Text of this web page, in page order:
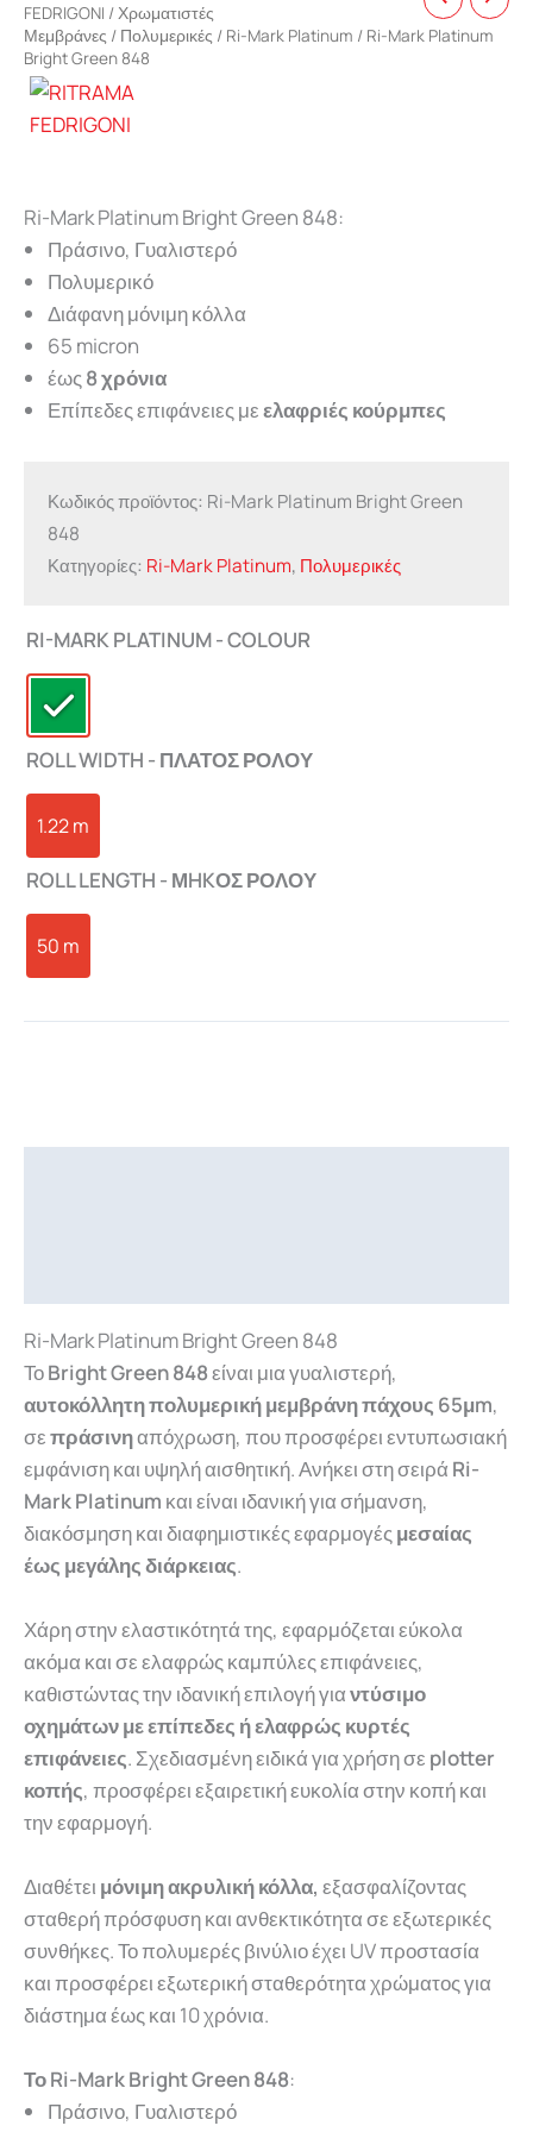
FEDRIGONI /Χρωματιστές
Μεμβράνες / Πολυμερικές / Ri-Mark Platinum / Ri-Mark Platinum
Bright Green 848
Ri-Mark Platinum Bright Green 848:
Πράσινο, Γυαλιστερό
Πολυμερικό
Διάφανη μόνιμη κόλλα
65 micron
έως 8 χρόνια
Επίπεδες επιφάνειες μεελαφριές κούρμπες
Κωδικός προϊόντος: Ri-Mark Platinum Bright Green
848
Κατηγορίες: Ri-Mark Platinum, Πολυμερικές
RI-MARK PLATINUM - COLOUR
ROLL WIDTH - ΠΛΑΤΟΣ ΡΟΛΟΥ
1.22 m
ROLL LENGTH - ΜHKΟΣ ΡΟΛΟΥ
50 m
Ri-Mark Platinum Bright Green 848
ΤοBright Green 848είναι μια γυαλιστερή,
αυτοκόλλητη πολυμερική μεμβράνη πάχους 65μm,
σεπράσινηαπόχρωση, που προσφέρει εντυπωσιακή
εμφάνιση και υψηλή αισθητική. Ανήκει στη σειρά Ri-
Mark Platinum και είναι ιδανική για σήμανση,
διακόσμηση και διαφημιστικές εφαρμογές μεσαίας
έως μεγάλης διάρκειας.
Χάρη στην ελαστικότητά της, εφαρμόζεται εύκολα
ακόμα και σε ελαφρώς καμπύλες επιφάνειες,
καθιστώντας την ιδανική επιλογή γιαντύσιμο
οχημάτων με επίπεδες ή ελαφρώς κυρτές
επιφάνειες. Σχεδιασμένη ειδικά για χρήση σε plotter
κοπής, προσφέρει εξαιρετική ευκολία στην κοπή και
την εφαρμογή.
Διαθέτει μόνιμη ακρυλική κόλλα, εξασφαλίζοντας
σταθερή πρόσφυση και ανθεκτικότητα σε εξωτερικές
συνθήκες. Το πολυμερές βινύλιο έχει UV προστασία
και προσφέρει εξωτερική σταθερότητα χρώματος για
διάστημα έως και 10 χρόνια.
Το Ri-Mark Bright Green 848:
Πράσινο, Γυαλιστερό